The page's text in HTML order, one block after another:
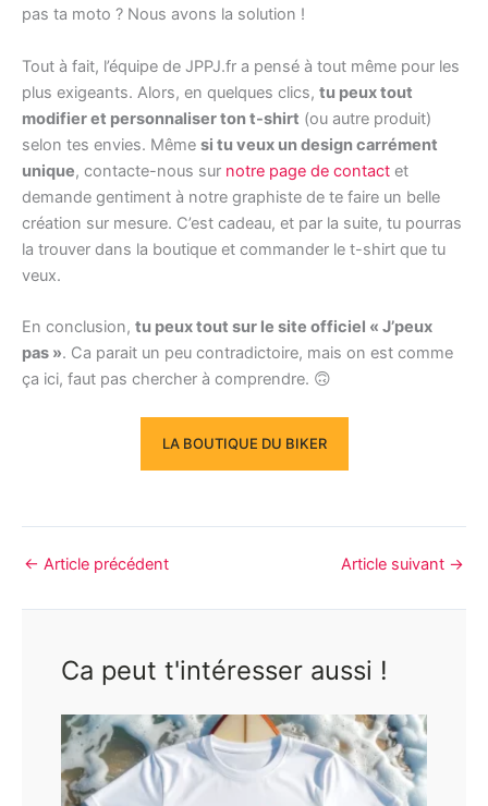
pas ta moto ? Nous avons la solution !
Tout à fait, l’équipe de JPPJ.fr a pensé à tout même pour les
plus exigeants. Alors, en quelques clics, tu peux tout
modifier et personnaliser ton t-shirt (ou autre produit)
selon tes envies. Même si tu veux un design carrément
unique, contacte-nous sur notre page de contact et
demande gentiment à notre graphiste de te faire un belle
création sur mesure. C’est cadeau, et par la suite, tu pourras
la trouver dans la boutique et commander le t-shirt que tu
veux.
En conclusion, tu peux tout sur le site officiel « J’peux
pas ». Ca parait un peu contradictoire, mais on est comme
ça ici, faut pas chercher à comprendre. 🙃
LA BOUTIQUE DU BIKER
← Article précédent Article suivant →
Ca peut t'intéresser aussi !